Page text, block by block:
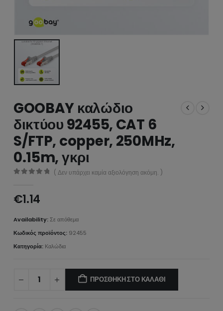
GOOBAY καλώδιο
δικτύου 92455, CAT 6
S/FTP, copper, 250MHz,
0.15m, γκρι
( Δεν υπάρχει καμία αξιολόγηση ακόμη. )
€1.14
Availability:Σε απόθεμα
Κωδικός προϊόντος: 92455
Κατηγορία: Καλώδια
ΠΡΟΣΘΉΚΗ ΣΤΟ ΚΑΛΆΘΙ